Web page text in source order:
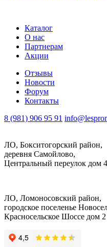
Каталог
О нас
Партнерам
Акции
Отзывы
Новости
Форум
Контакты
8 (981) 906 95 91
ЛО, Бокситогорский район,
деревня Самойлово,
Центральный переулок дом 4
ЛО, Ломоносовский район,
городское поселенье
Красносельское Шоссе дом 2